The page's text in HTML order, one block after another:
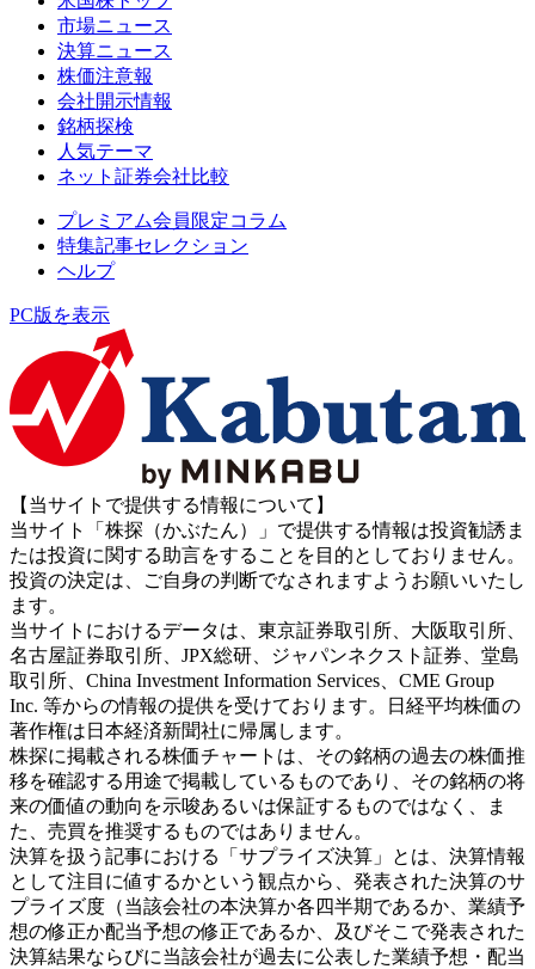
市場ニュース
決算ニュース
株価注意報
会社開示情報
銘柄探検
人気テーマ
ネット証券会社比較
プレミアム会員限定コラム
特集記事セレクション
ヘルプ
PC版を表示
【当サイトで提供する情報について】
当サイト「株探（かぶたん）」で提供する情報は投資勧誘ま
たは投資に関する助言をすることを目的としておりません。
投資の決定は、ご自身の判断でなされますようお願いいたし
ます。
当サイトにおけるデータは、東京証券取引所、大阪取引所、
名古屋証券取引所、JPX総研、ジャパンネクスト証券、堂島
取引所、China Investment Information Services、CME Group
Inc. 等からの情報の提供を受けております。日経平均株価の
著作権は日本経済新聞社に帰属します。
株探に掲載される株価チャートは、その銘柄の過去の株価推
移を確認する用途で掲載しているものであり、その銘柄の将
来の価値の動向を示唆あるいは保証するものではなく、ま
た、売買を推奨するものではありません。
決算を扱う記事における「サプライズ決算」とは、決算情報
として注目に値するかという観点から、発表された決算のサ
プライズ度（当該会社の本決算か各四半期であるか、業績予
想の修正か配当予想の修正であるか、及びそこで発表された
決算結果ならびに当該会社が過去に公表した業績予想・配当